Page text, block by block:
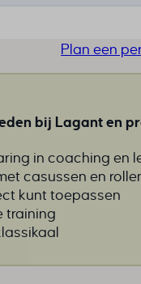
Plan een
bij Lagant en
in coaching en
casussen en
kunt toepassen
training